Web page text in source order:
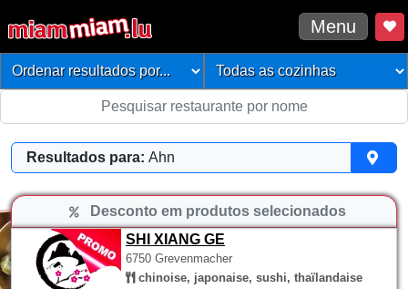
Menu
Resultados para: Ahn
Desconto em produtos selecionados
SHI XIANG GE
6750 Grevenmacher
chinoise, japonaise, sushi, thaïlandaise